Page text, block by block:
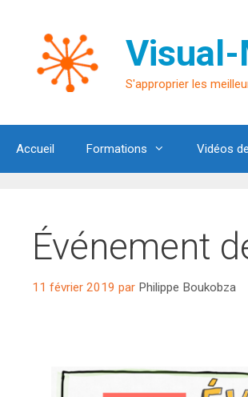
contenu
S'approprier les
Accueil Formations Vidéos
Événement
11 février 2019 par Philippe Boukobza